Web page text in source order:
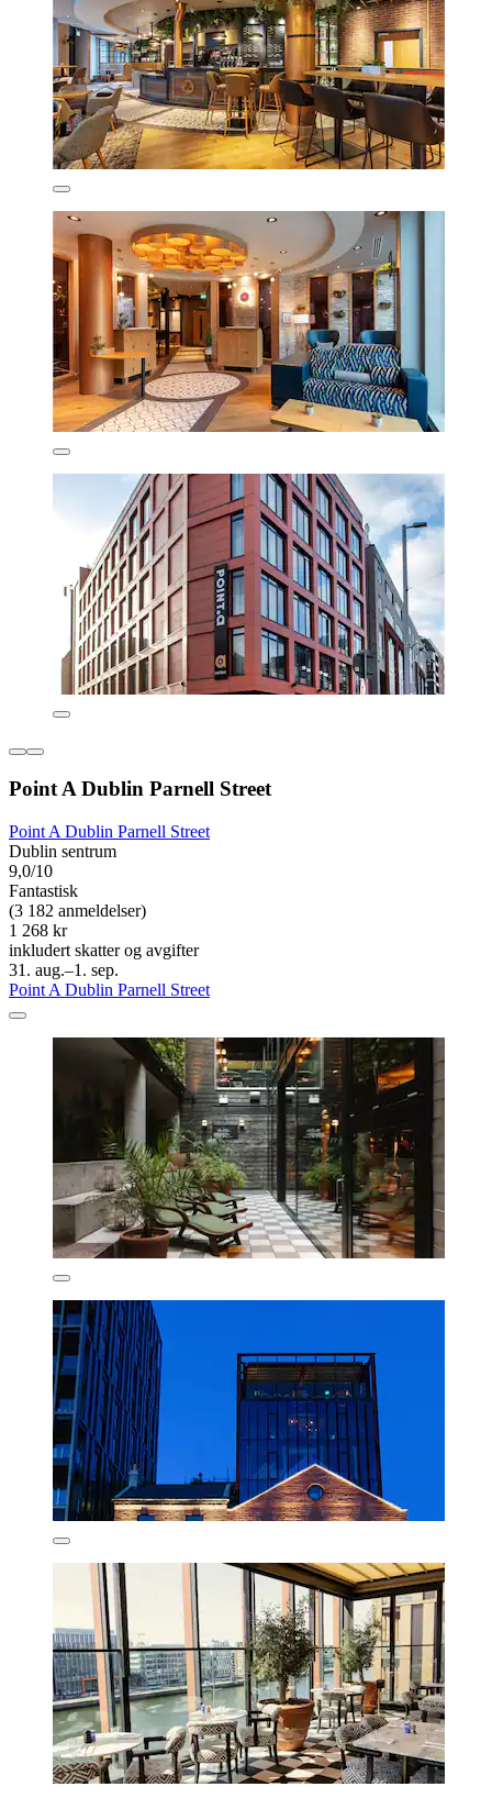
Point A Dublin Parnell Street
Point A Dublin Parnell Street
Dublin sentrum
9,0/10
Fantastisk
(3 182 anmeldelser)
1 268 kr
inkludert skatter og avgifter
31. aug.–1. sep.
Point A Dublin Parnell Street